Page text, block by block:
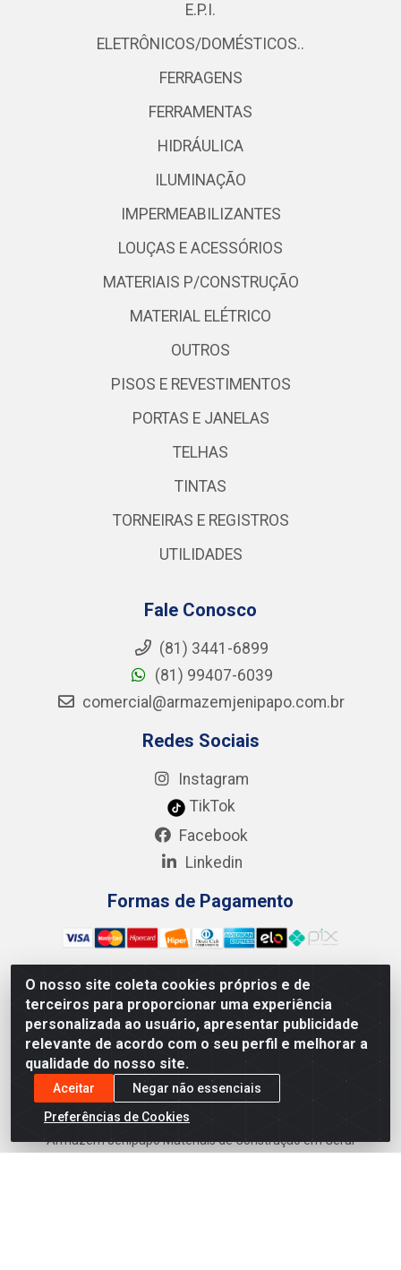
O nosso site coleta cookies próprios e de
terceiros para proporcionar uma experiência
personalizada ao usuário, apresentar publicidade
relevante de acordo com o seu perfil e melhorar a
qualidade do nosso site.
Aceitar
Negar não essenciais
Preferências de Cookies
E.P.I.
ELETRÔNICOS/DOMÉSTICOS..
FERRAGENS
FERRAMENTAS
HIDRÁULICA
ILUMINAÇÃO
IMPERMEABILIZANTES
LOUÇAS E ACESSÓRIOS
MATERIAIS P/CONSTRUÇÃO
MATERIAL ELÉTRICO
OUTROS
PISOS E REVESTIMENTOS
PORTAS E JANELAS
TELHAS
TINTAS
TORNEIRAS E REGISTROS
UTILIDADES
Fale Conosco
(81) 3441-6899
(81) 99407-6039
comercial@armazemjenipapo.com.br
Redes Sociais
Instagram
TikTok
Facebook
Linkedin
Formas de Pagamento
Preços, promoções, condições de pagamento e frete são
válidos para compras realizadas exclusivamente pelo site.
Caso haja divergência de preço de um produto, será válido o
preço que for exibido no carrinho de compras do site no
momento do pagamento. As vendas estão sujeitas a análise
e disponibilidade do estoque. Imagens de produtos
meramente ilustrativas.
Armazém Jenipapo Materiais de Construção em Geral